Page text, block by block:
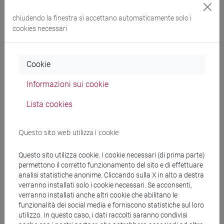
Gilles Bertrand e Catherine Brice), Exil, asile : du droit aux
pratiques (XVIe-XIXe siècle
Principali progetti di ricerca
1997-1999: Coordinatore locale del progetto PRIN
società in Italia nei secoli XVIII e XIX
in Italia: produzione e diffusione del libro dal Settecento ad
1999-2006: Direzione del progetto di censimento delle
edizioni veneziane del XVII secolo(Regione Veneto – Dip.
Studi Storici Ca’ Foscari)
chiudendo la finestra si accettano automaticamente solo i
cookies necessari
Cookie
Informazioni sui cookie
Lista cookies
Questo sito web utilizza i cookie
Questo sito utilizza cookie. I cookie necessari (di prima parte)
permettono il corretto funzionamento del sito e di effettuare
analisi statistiche anonime. Cliccando sulla X in alto a destra
verranno installati solo i cookie necessari. Se acconsenti,
verranno installati anche altri cookie che abilitano le
funzionalità dei social media e forniscono statistiche sul loro
utilizzo. In questo caso, i dati raccolti saranno condivisi